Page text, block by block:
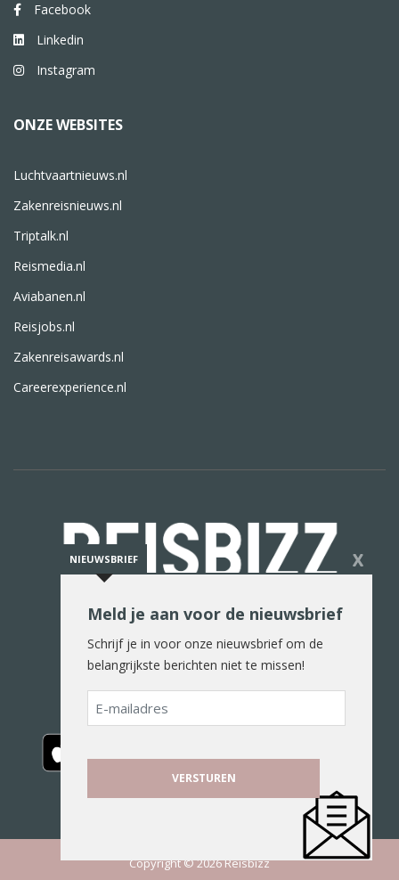
Facebook
Linkedin
Instagram
ONZE WEBSITES
Luchtvaartnieuws.nl
Zakenreisnieuws.nl
Triptalk.nl
Reismedia.nl
Aviabanen.nl
Reisjobs.nl
Zakenreisawards.nl
Careerexperience.nl
De reiswereld in woord en beeld
Copyright © 2026 Reisbizz
NIEUWSBRIEF X
Meld je aan voor de nieuwsbrief
Schrijf je in voor onze nieuwsbrief om de
belangrijkste berichten niet te missen!
E-
mailadres